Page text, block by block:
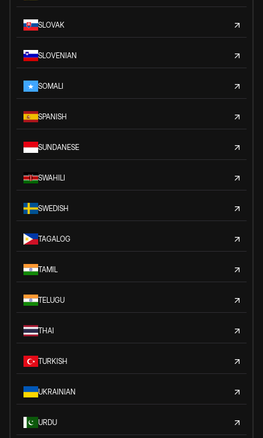
SLOVAK
SLOVENIAN
SOMALI
SPANISH
SUNDANESE
SWAHILI
SWEDISH
TAGALOG
TAMIL
TELUGU
THAI
TURKISH
UKRAINIAN
URDU